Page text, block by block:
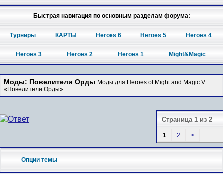
Быстрая навигация по основным разделам форума:
Турниры КАРТЫ Heroes 6 Heroes 5 Heroes 4
Heroes 3 Heroes 2 Heroes 1 Might&Magic
Моды: Повелители Орды Моды для Heroes of Might and Magic V:
«Повелители Орды».
Страница 1 из 2
1 2 >
Опции темы